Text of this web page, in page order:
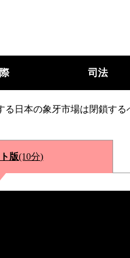
司法
る日本の象牙市場は閉鎖する
版(10分)